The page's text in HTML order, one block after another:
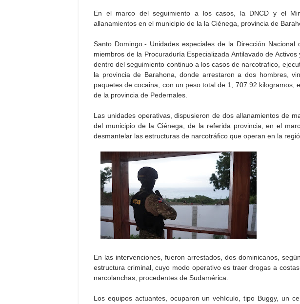
En el marco del seguimiento a los casos, la DNCD y el
allanamientos en el municipio de la la Ciénega, provincia de
Santo Domingo.- Unidades especiales de la Dirección
miembros de la Procuraduría Especializada Antilavado de Activos
dentro del seguimiento continuo a los casos de narcotrafico,
la provincia de Barahona, donde arrestaron a dos hombres,
paquetes de cocaina, con un peso total de 1, 707.92 kilogramos,
de la provincia de Pedernales.
Las unidades operativas, dispusieron de dos allanamientos de
del municipio de la Ciénega, de la referida provincia, en el
desmantelar las estructuras de narcotráfico que operan en la
En las intervenciones, fueron arrestados, dos dominicanos,
estructura criminal, cuyo modo operativo es traer drogas a
narcolanchas, procedentes de Sudamérica.
Los equipos actuantes, ocuparon un vehículo, tipo Buggy, un